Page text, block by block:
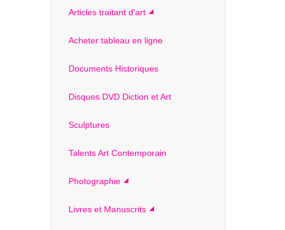
Articles traitant d'art
Acheter tableau en ligne
Documents Historiques
Disques DVD Diction et Art
Sculptures
Talents Art Contemporain
Photographie
Livres et Manuscrits